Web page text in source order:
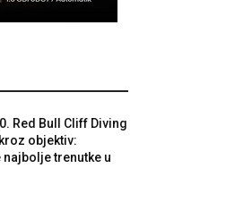
Red Bull Cliff Diving
objektiv:
trenutke u